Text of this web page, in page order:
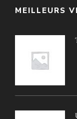
MEILLEURS